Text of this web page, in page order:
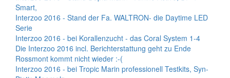
Smart,
Interzoo 2016 - Stand der Fa. WALTRON- die Daytime LED
Serie
Interzoo 2016 - bei Korallenzucht - das Coral System 1-4
Die Interzoo 2016 incl. Berichterstattung geht zu Ende
Rossmont kommt nicht wieder :-(
Interzoo 2016 - bei Tropic Marin professionell Testkits, Syn-